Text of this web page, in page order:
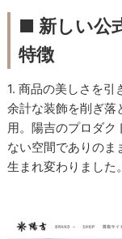
■ 新しい公
特徴
1. 商品の美しさを
余計な装飾を削ぎ落
用。陽吉のプロダク
ない空間でありのま
生まれ変わりました。